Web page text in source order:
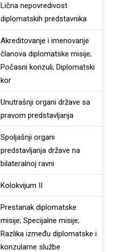
Lična nepovredivost
diplomatskih predstavnika
Akreditovanje i imenovanje
članova diplomatske misije;
Počasni konzuli; Diplomatski
kor
Unutrašnji organi države sa
pravom predstavljanja
Spoljašnji organi
predstavljanja države na
bilateralnoj ravni
Kolokvijum II
Prestanak diplomatske
misije; Specijalne misije;
Razlika između diplomatske i
konzularne službe